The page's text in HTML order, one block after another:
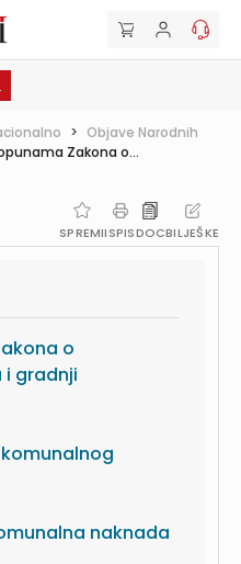
> Objave Narodnih
Zakona o...
SPREMIISPISDOCBILJEŠKE
o
i gradnji
naknada